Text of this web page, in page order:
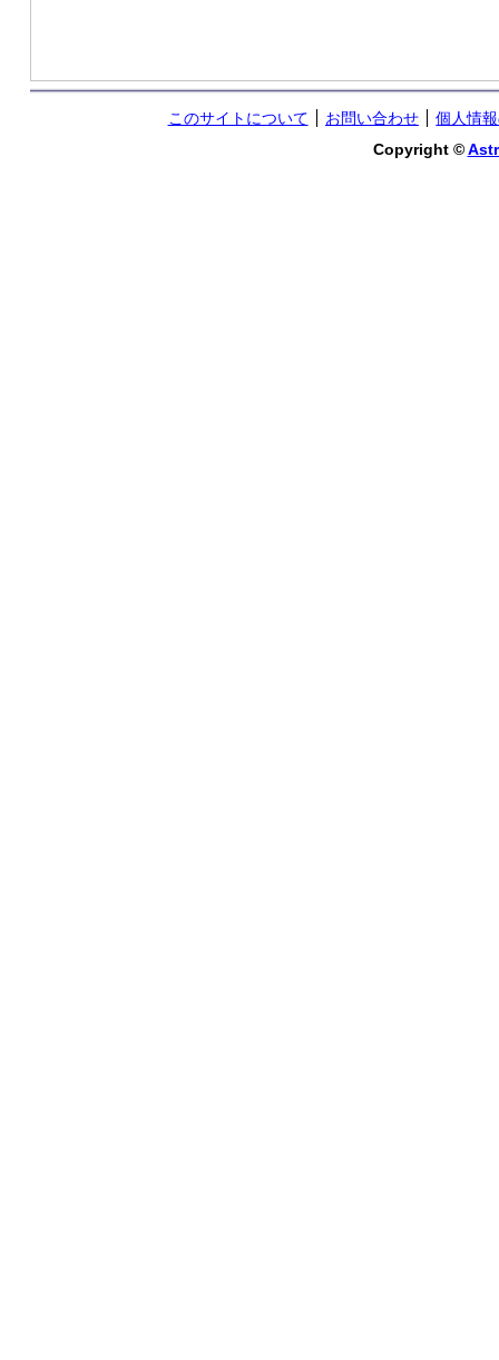
このサイトについて お問い合わせ
個人情
Copyright ©